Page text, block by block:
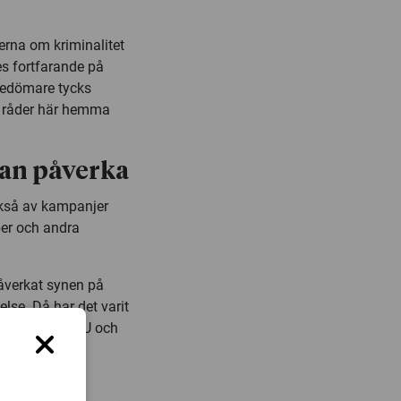
om kriminalitet
fortfarande på
tycks
här hemma
påverka
av kampanjer
och andra
synen på
Då har det varit
enligt LVU och
med